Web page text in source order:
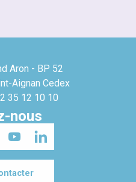
Aron - BP 52
Aignan Cedex
35 12 10 10
nous